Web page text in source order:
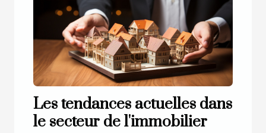
Les tendances actuelles dans
le secteur de l'immobilier